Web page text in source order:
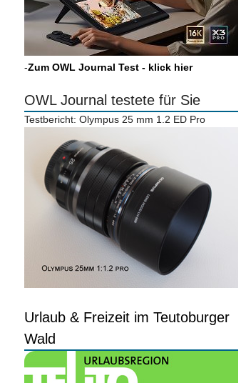
-Zum OWL Journal Test - klick hier
OWL Journal testete für Sie
Testbericht: Olympus 25 mm 1.2 ED Pro
Urlaub & Freizeit im Teutoburger
Wald